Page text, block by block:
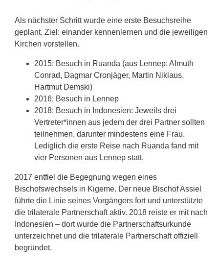
Als nächster Schritt wurde eine erste Besuchsreihe
geplant. Ziel: einander kennenlernen und die jeweiligen
Kirchen vorstellen.
2015: Besuch in Ruanda (aus Lennep: Almuth
Conrad, Dagmar Cronjäger, Martin Niklaus,
Hartmut Demski)
2016: Besuch in Lennep
2018: Besuch in Indonesien: Jeweils drei
Vertreter*innen aus jedem der drei Partner sollten
teilnehmen, darunter mindestens eine Frau.
Lediglich die erste Reise nach Ruanda fand mit
vier Personen aus Lennep statt.
2017 entfiel die Begegnung wegen eines
Bischofswechsels in Kigeme. Der neue Bischof Assiel
führte die Linie seines Vorgängers fort und unterstützte
die trilaterale Partnerschaft aktiv. 2018 reiste er mit nach
Indonesien – dort wurde die Partnerschaftsurkunde
unterzeichnet und die trilaterale Partnerschaft offiziell
begründet.